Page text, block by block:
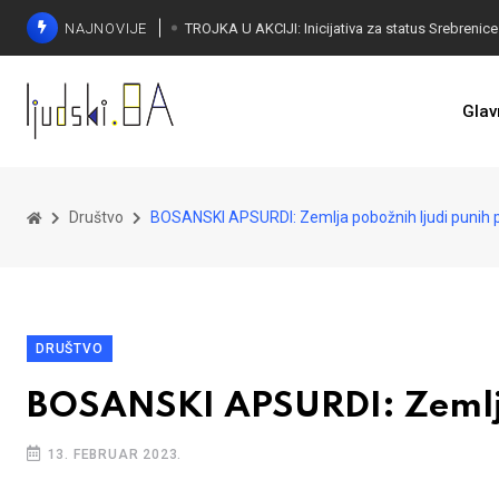
NAJNOVIJE
Društvo BOSANSKI APSURDI: Zemlja pobožnih ljudi punih
DRUŠTVO
BOSANSKI APSURDI:
13. FEBRUAR 2023.